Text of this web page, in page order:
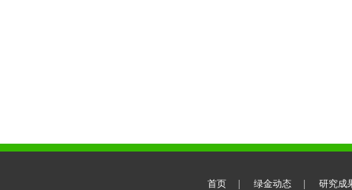
首页 |绿金动态 |研究成